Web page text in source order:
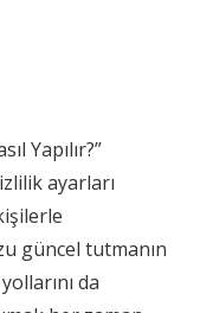
Yapılır?”
ayarları
güncel tutmanın
da